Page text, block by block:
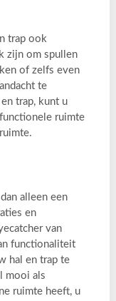
trap ook
zijn om spullen
of zelfs even
te
trap, kunt u
ruimte
alleen een
en
van
functionaliteit
hal en trap te
mooi als
ruimte heeft, u